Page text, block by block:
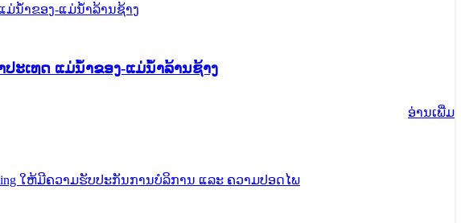
ມ ສໍາມະນາໂຄງລ່າງພື້ນຖານດ້ານດີຈີຕອນ ລະຫວ່າງ ສປ. ຈີນ ກັບ ບັນດາປະເທດ ແມ່ນໍ້າຂອງ-ແມ່ນໍ້າລ້ານຊ້າງ
ອ່ານ​ເພີ່ມ